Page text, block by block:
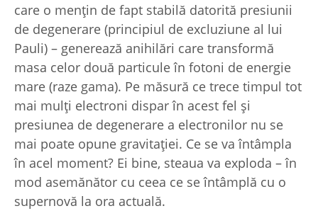
care o menţin de fapt stabilă datorită presiunii
de degenerare (principiul de excluziune al lui
Pauli) – generează anihilări care transformă
masa celor două particule în fotoni de energie
mare (raze gama). Pe măsură ce trece timpul tot
mai mulţi electroni dispar în acest fel şi
presiunea de degenerare a electronilor nu se
mai poate opune gravitaţiei. Ce se va întâmpla
în acel moment? Ei bine, steaua va exploda – în
mod asemănător cu ceea ce se întâmplă cu o
supernovă la ora actuală.